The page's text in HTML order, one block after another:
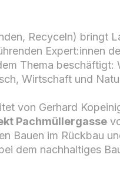
Recyceln) bringt
Expert:innen
Thema beschäftigt:
Wirtschaft und
von Gerhard
Pachmüllergasse
Bauen im Rückbau
dem nachhaltiges